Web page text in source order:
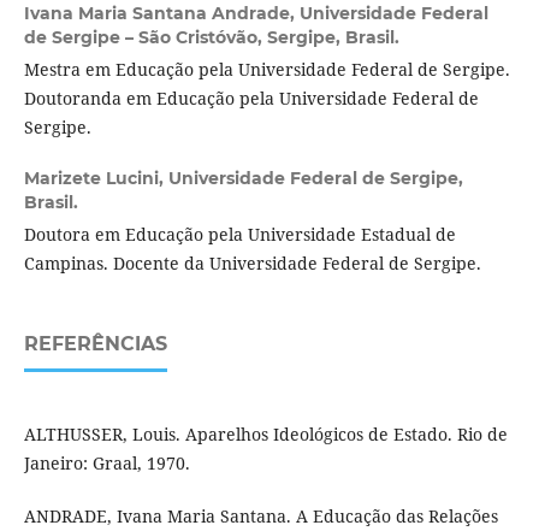
Ivana Maria Santana Andrade, Universidade Federal
de Sergipe – São Cristóvão, Sergipe, Brasil.
Mestra em Educação pela Universidade Federal de Sergipe.
Doutoranda em Educação pela Universidade Federal de
Sergipe.
Marizete Lucini, Universidade Federal de Sergipe,
Brasil.
Doutora em Educação pela Universidade Estadual de
Campinas. Docente da Universidade Federal de Sergipe.
REFERÊNCIAS
ALTHUSSER, Louis. Aparelhos Ideológicos de Estado. Rio de
Janeiro: Graal, 1970.
ANDRADE, Ivana Maria Santana. A Educação das Relações